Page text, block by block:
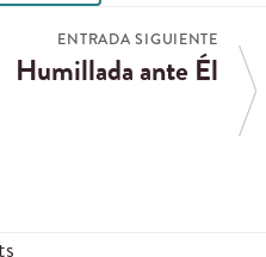
ENTRADA SIGUIENTE
Humillada ante Él